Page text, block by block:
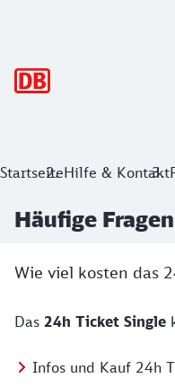
StartseiteHilfe & Kontakt
Häufige
Wie viel kosten das
Das 24h Ticket Single
Infos und Kauf 24h